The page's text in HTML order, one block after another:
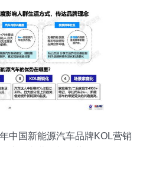
中国新能源汽车品牌KOL营销